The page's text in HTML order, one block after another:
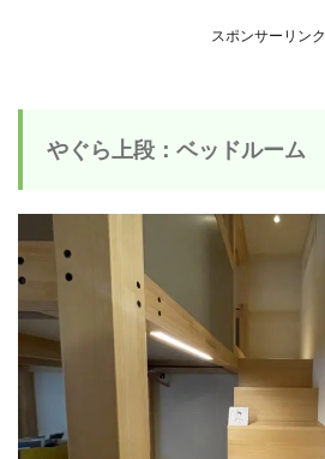
スポンサーリンク
やぐら上段：ベッドルーム